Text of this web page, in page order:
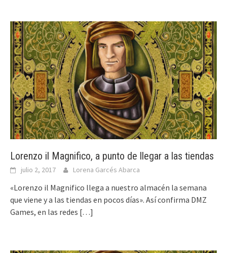
Lorenzo il Magnifico, a punto de llegar a las tiendas
julio 2, 2017 Lorena Garcés Abarca
«Lorenzo il Magnifico llega a nuestro almacén la semana
que viene y a las tiendas en pocos días». Así confirma DMZ
Games, en las redes […]